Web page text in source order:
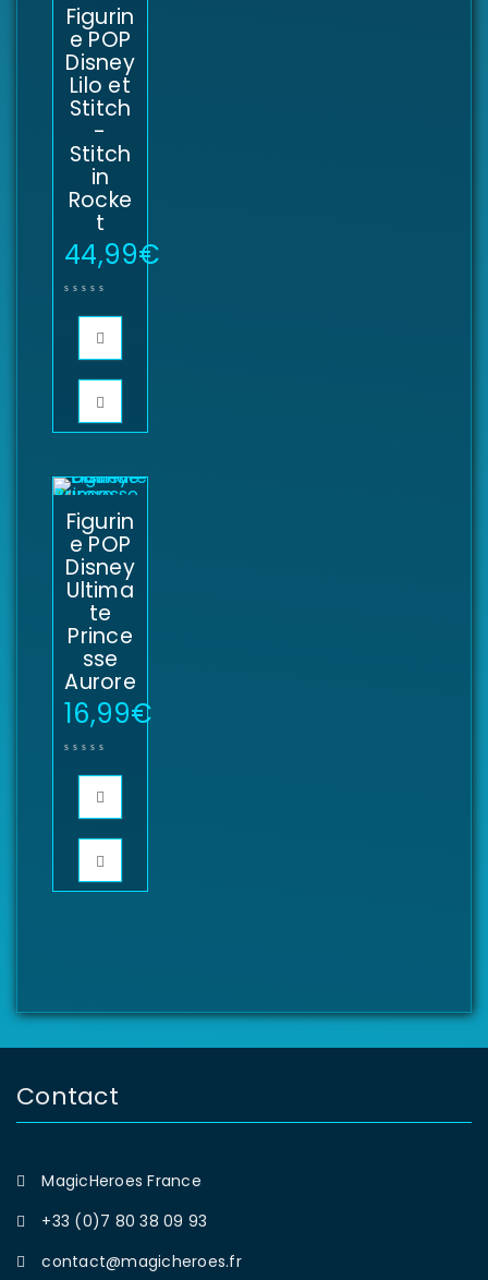
Figurin
e POP
Disney
Lilo et
Stitch
-
Stitch
in
Rocke
t
44,99€
Figurin
e POP
Disney
Ultima
te
Prince
sse
Aurore
16,99€
Contact
MagicHeroes France
+33 (0)7 80 38 09 93
contact@magicheroes.fr